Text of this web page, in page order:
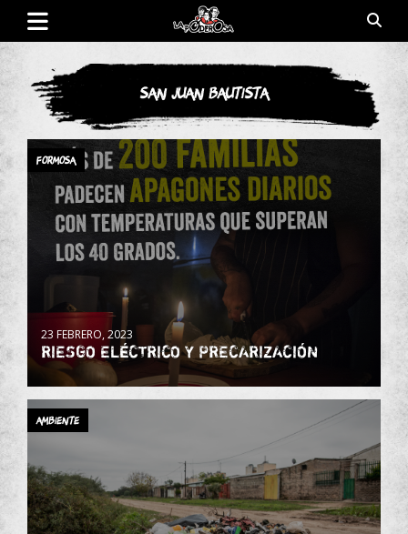
Saltar
contenidoLa Poderosa
Poderosa.
San Juan Bautista
Formosa
23 FEBRERO, 2023
RIESGO ELÉCTRICO Y PRECARIZACIÓN
Ambiente